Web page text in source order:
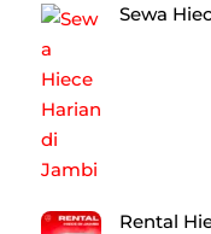
Sewa
Rental